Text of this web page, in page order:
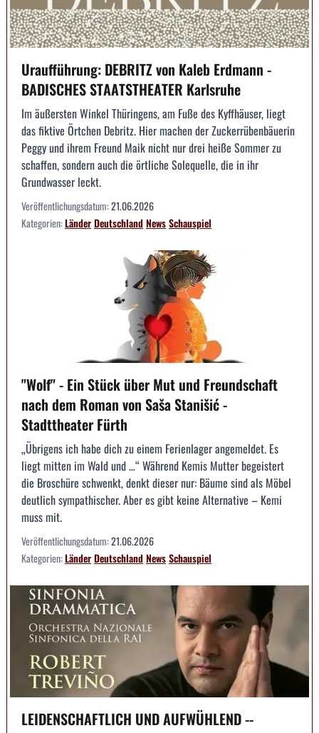
Uraufführung: DEBRITZ von Kaleb Erdmann -
BADISCHES STAATSTHEATER Karlsruhe
Im äußersten Winkel Thüringens, am Fuße des Kyffhäuser, liegt
das fiktive Örtchen Debritz. Hier machen der Zuckerrübenbäuerin
Peggy und ihrem Freund Maik nicht nur drei heiße Sommer zu
schaffen, sondern auch die örtliche Solequelle, die in ihr
Grundwasser leckt.
Veröffentlichungsdatum:21.06.2026
Kategorien:LänderDeutschlandNewsSchauspiel
"Wolf" - Ein Stück über Mut und Freundschaft
nach dem Roman von Saša Stanišić -
Stadttheater Fürth
„Übrigens ich habe dich zu einem Ferienlager angemeldet. Es
liegt mitten im Wald und …“ Während Kemis Mutter begeistert
die Broschüre schwenkt, denkt dieser nur: Bäume sind als Möbel
deutlich sympathischer. Aber es gibt keine Alternative – Kemi
muss mit.
Veröffentlichungsdatum:21.06.2026
Kategorien:LänderDeutschlandNewsSchauspiel
LEIDENSCHAFTLICH UND AUFWÜHLEND --